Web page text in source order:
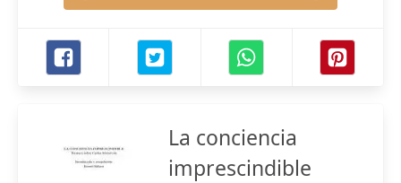
La conciencia
imprescindible